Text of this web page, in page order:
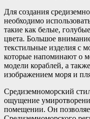
Для создания
необходимо
такие как белые,
цвета. Большое
текстильные изделия с
которые напоминают о
модели кораблей, а
изображением моря и
Средиземноморский
ощущение
помещении. Он